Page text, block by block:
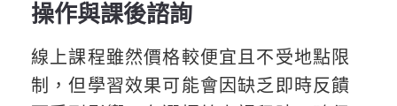
操作與課後諮詢
線上課程雖然價格較便宜且不受地點限
制，但學習效果可能會因缺乏即時反饋